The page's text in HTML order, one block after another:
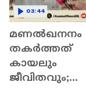
മണൽഖനനം
തകർത്തത്
കായലും
ജീവിതവും;
03:44